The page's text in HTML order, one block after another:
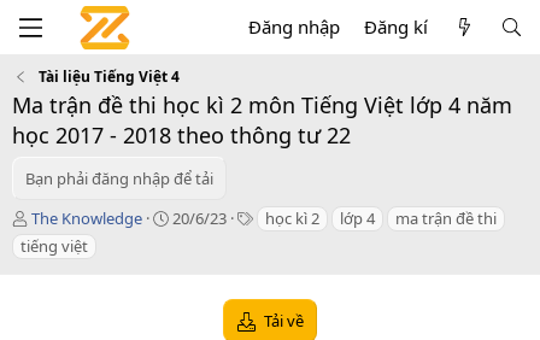
Đăng nhập Đăng kí
Tài liệu Tiếng Việt 4
Ma trận đề thi học kì 2 môn Tiếng Việt lớp 4 năm
học 2017 - 2018 theo thông tư 22
Bạn phải đăng nhập để tải
T
á
c
The Knowledge
C
20/6/23
T học kì 2 lớp 4
ma trận đề thi
tiếng việt
Tải về